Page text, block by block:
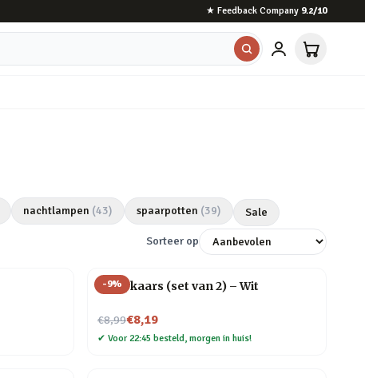
★ Feedback Company 9.2/10
nachtlampen (43) spaarpotten (39) Sale
Sorteer op
-9%
Druipkaars (set van 2) – Wit
€8,99
Nu voor€8,19
✔ Voor 22:45 besteld, morgen in huis!